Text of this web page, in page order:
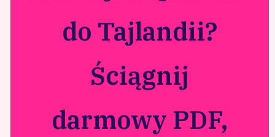
do Tajlandii?
Ściągnij
darmowy PDF,